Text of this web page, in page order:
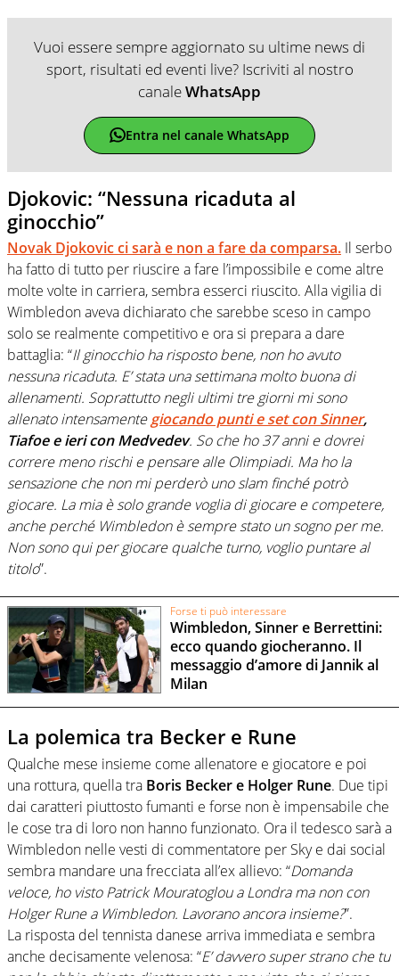
Vuoi essere sempre aggiornato su ultime news di
sport, risultati ed eventi live? Iscriviti al nostro
canaleWhatsApp
Entra nel canale WhatsApp
Djokovic: “Nessuna ricaduta al
ginocchio”
Novak Djokovic ci sarà e non a fare da comparsa. Il serbo
ha fatto di tutto per riuscire a fare l’impossibile e come altre
molte volte in carriera, sembra esserci riuscito. Alla vigilia di
Wimbledon aveva dichiarato che sarebbe sceso in campo
solo se realmente competitivo e ora si prepara a dare
battaglia: “Il ginocchio ha risposto bene, non ho avuto
nessuna ricaduta. E’ stata una settimana molto buona di
allenamenti. Soprattutto negli ultimi tre giorni mi sono
allenato intensamentegiocando punti e set con Sinner,
Tiafoe e ieri con Medvedev. So che ho 37 anni e dovrei
correre meno rischi e pensare alle Olimpiadi. Ma ho la
sensazione che non mi perderò uno slam finché potrò
giocare. La mia è solo grande voglia di giocare e competere,
anche perché Wimbledon è sempre stato un sogno per me.
Non sono qui per giocare qualche turno, voglio puntare al
titolo”.
Forse ti può interessare
Wimbledon, Sinner e Berrettini:
ecco quando giocheranno. Il
messaggio d’amore di Jannik al
Milan
La polemica tra Becker e Rune
Qualche mese insieme come allenatore e giocatore e poi
una rottura, quella tra Boris Becker e Holger Rune. Due tipi
dai caratteri piuttosto fumanti e forse non è impensabile che
le cose tra di loro non hanno funzionato. Ora il tedesco sarà a
Wimbledon nelle vesti di commentatore per Sky e dai social
sembra mandare una frecciata all’ex allievo: “Domanda
veloce, ho visto Patrick Mouratoglou a Londra ma non con
Holger Rune a Wimbledon. Lavorano ancora insieme?”.
La risposta del tennista danese arriva immediata e sembra
anche decisamente velenosa: “E’ davvero super strano che tu